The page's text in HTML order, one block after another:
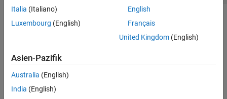
Italia (Italiano)
Luxembourg (English)
English
Français
United Kingdom(English)
Asien-Pazifik
Australia (English)
India (English)